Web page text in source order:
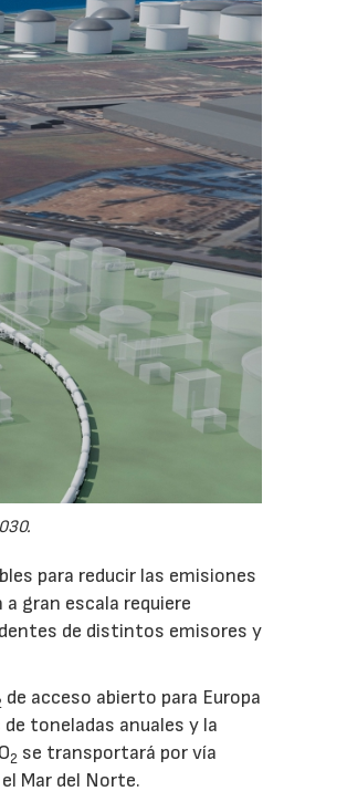
para reducir las emisiones
gran escala requiere
de distintos emisores y
de acceso abierto para Europa
toneladas anuales y la
2 se transportará por vía
Mar del Norte.